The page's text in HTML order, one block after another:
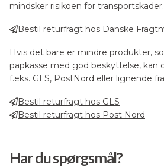
mindsker risikoen for transportskader.
Bestil returfragt hos Danske
Hvis det bare er mindre produkter,
papkasse med god beskyttelse, kan
f.eks. GLS, PostNord eller lignende
Bestil returfragt hos GLS
Bestil returfragt hos Post Nord
Har du spørgsmål?